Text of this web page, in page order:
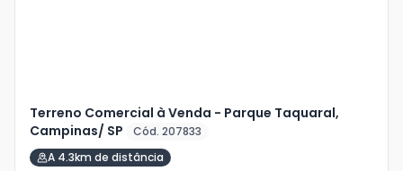
Terreno Comercial à Venda - Parque Taquaral,
Campinas/ SP
Cód. 207833
A 4.3km de distância